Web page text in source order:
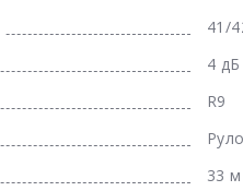
41/
4 дБ
R9
33 м